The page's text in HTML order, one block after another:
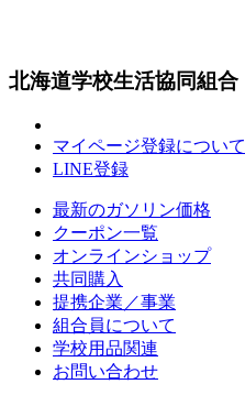
北海道学校生活協同組合
マイページ登録について
LINE登録
最新のガソリン価格
クーポン一覧
オンラインショップ
共同購入
提携企業／事業
組合員について
学校用品関連
お問い合わせ